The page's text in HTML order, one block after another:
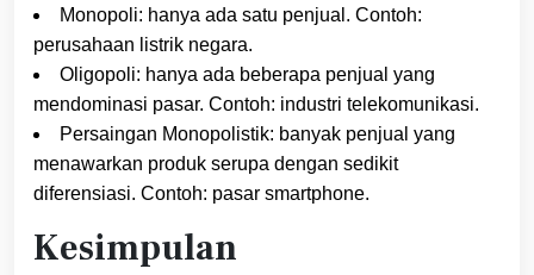
Monopoli: hanya ada satu penjual. Contoh:
perusahaan listrik negara.
Oligopoli: hanya ada beberapa penjual yang
mendominasi pasar. Contoh: industri telekomunikasi.
Persaingan Monopolistik: banyak penjual yang
menawarkan produk serupa dengan sedikit
diferensiasi. Contoh: pasar smartphone.
Kesimpulan